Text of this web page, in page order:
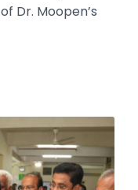
Dr. Moopen’s